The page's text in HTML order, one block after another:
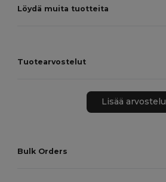
Löydä muita tuotteita
Tuotearvostelut
Lisää arvostelu
Bulk Orders